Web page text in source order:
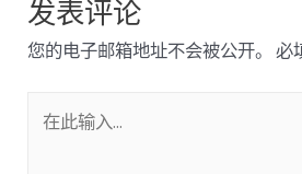
发表评论
您的电子邮箱地址不会被公开。 必